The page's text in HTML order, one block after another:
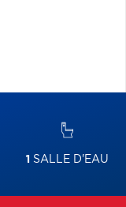
1 SALLE D'EAU